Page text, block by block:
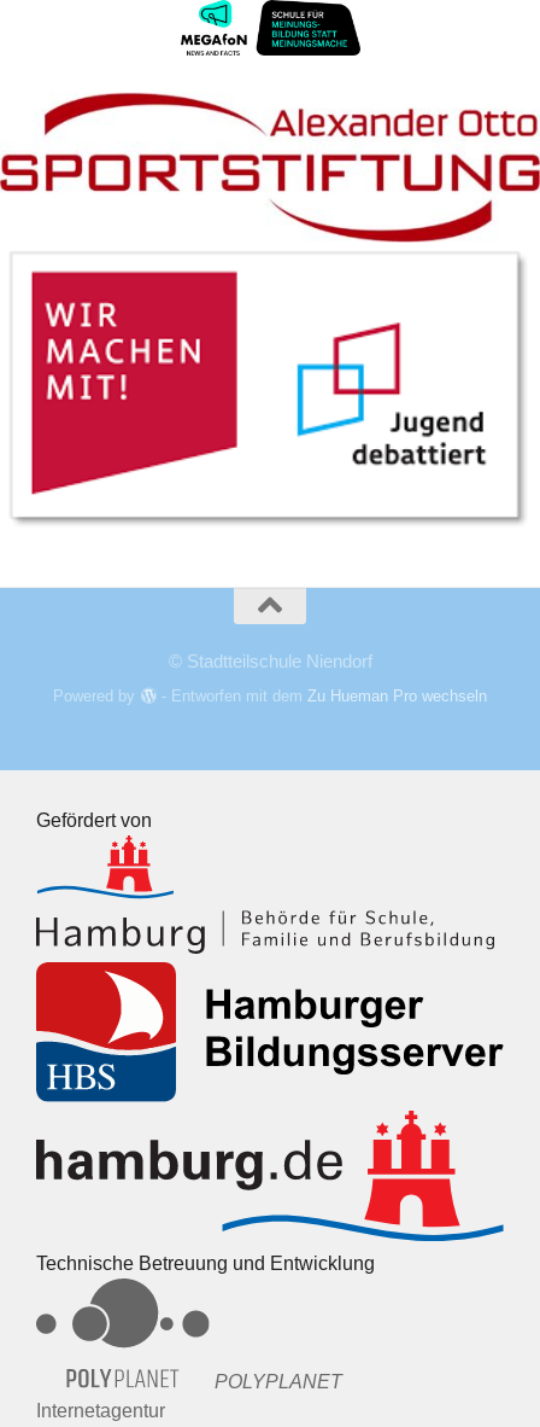
© Stadtteilschule Niendorf
Powered by - Entworfen mit dem Zu Hueman Pro wechseln
Gefördert von
Technische Betreuung und Entwicklung
POLYPLANET
Internetagentur